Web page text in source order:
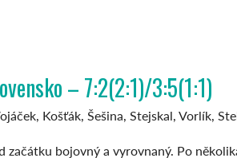
– 7:2(2:1)/3:5(1:1)
Košťák, Šešina, Stejskal, Vorlík,
začátku bojovný a vyrovnaný. Po